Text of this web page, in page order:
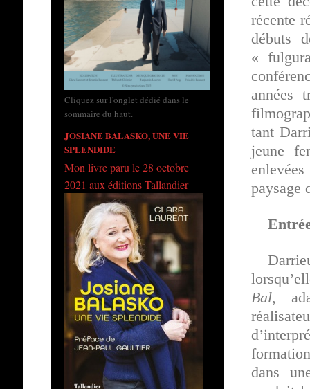
récente
débuts
«
années
tant
jeune
paysage
Bal,
dans
Cliquez sur l'onglet dédié dans le
sommaire du haut.
JOSIANE BALASKO, UNE VIE
SPLENDIDE
Mon livre paru le 28 octobre
2021 aux éditions Tallandier